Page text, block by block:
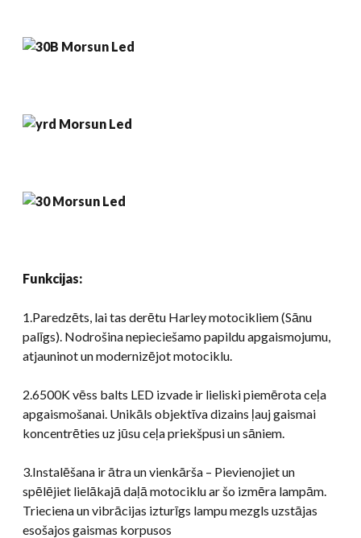
Funkcijas:
1.Paredzēts, lai tas derētu Harley motocikliem (Sānu
palīgs). Nodrošina nepieciešamo papildu apgaismojumu,
atjauninot un modernizējot motociklu.
2.6500K vēss balts LED izvade ir lieliski piemērota ceļa
apgaismošanai. Unikāls objektīva dizains ļauj gaismai
koncentrēties uz jūsu ceļa priekšpusi un sāniem.
3.Instalēšana ir ātra un vienkārša – Pievienojiet un
spēlējiet lielākajā daļā motociklu ar šo izmēra lampām.
Trieciena un vibrācijas izturīgs lampu mezgls uzstājas
esošajos gaismas korpusos